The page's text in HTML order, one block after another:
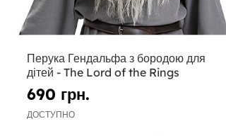
Перука Гендальфа з бородою для
дітей - The Lord of the Rings
690 грн.
ДОСТУПНО